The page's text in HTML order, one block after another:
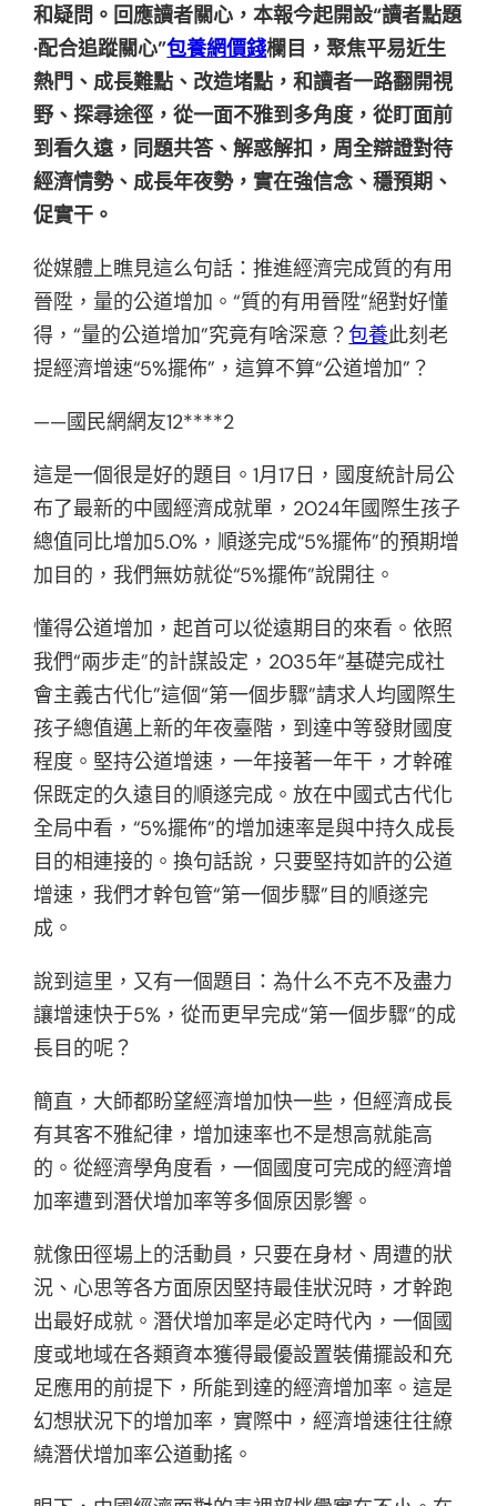
和疑問。回應讀者關心，本報今起開設“讀者點題
·配合追蹤關心”包養網價錢欄目，聚焦平易近生
熱門、成長難點、改造堵點，和讀者一路翻開視
野、探尋途徑，從一面不雅到多角度，從盯面前
到看久遠，同題共答、解惑解扣，周全辯證對待
經濟情勢、成長年夜勢，實在強信念、穩預期、
促實干。
從媒體上瞧見這么句話：推進經濟完成質的有用
晉陞，量的公道增加。“質的有用晉陞”絕對好懂
得，“量的公道增加”究竟有啥深意？包養此刻老
提經濟增速“5%擺佈”，這算不算“公道增加”？
——國民網網友12****2
這是一個很是好的題目。1月17日，國度統計局公
布了最新的中國經濟成就單，2024年國際生孩子
總值同比增加5.0%，順遂完成“5%擺佈”的預期增
加目的，我們無妨就從“5%擺佈”說開往。
懂得公道增加，起首可以從遠期目的來看。依照
我們“兩步走”的計謀設定，2035年“基礎完成社
會主義古代化”這個“第一個步驟”請求人均國際生
孩子總值邁上新的年夜臺階，到達中等發財國度
程度。堅持公道增速，一年接著一年干，才幹確
保既定的久遠目的順遂完成。放在中國式古代化
全局中看，“5%擺佈”的增加速率是與中持久成長
目的相連接的。換句話說，只要堅持如許的公道
增速，我們才幹包管“第一個步驟”目的順遂完
成。
說到這里，又有一個題目：為什么不克不及盡力
讓增速快于5%，從而更早完成“第一個步驟”的成
長目的呢？
簡直，大師都盼望經濟增加快一些，但經濟成長
有其客不雅紀律，增加速率也不是想高就能高
的。從經濟學角度看，一個國度可完成的經濟增
加率遭到潛伏增加率等多個原因影響。
就像田徑場上的活動員，只要在身材、周遭的狀
況、心思等各方面原因堅持最佳狀況時，才幹跑
出最好成就。潛伏增加率是必定時代內，一個國
度或地域在各類資本獲得最優設置裝備擺設和充
足應用的前提下，所能到達的經濟增加率。這是
幻想狀況下的增加率，實際中，經濟增速往往繚
繞潛伏增加率公道動搖。